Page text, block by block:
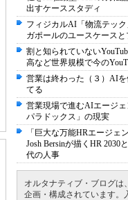
出すケーススタディ
フィジカルAI「物流テッ
ガポールのユースケース
割と知られていない
高など世界規模で今の
営業は終わった（３）AI
てる
営業現場で進むAIエージ
パラドックス」の現実
「巨大な万能HRエージェ
Josh Bersinが描くHR 2030
代の人事
オルタナティブ・ブログは
企画・構成されています。